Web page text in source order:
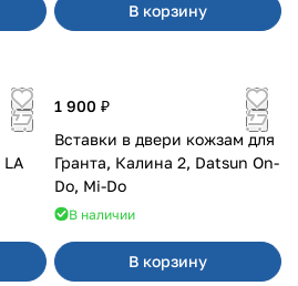
В корзину
1 900 ₽
Вставки в двери кожзам для
Гранта, Калина 2, Datsun On-
Do, Mi-Do
В наличии
В корзину